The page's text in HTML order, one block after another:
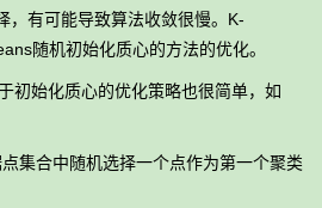
，有可能导致算法收敛很慢。K-
随机初始化质心的方法的优化。
化质心的优化策略也很简单，如
中随机选择一个点作为第一个聚类